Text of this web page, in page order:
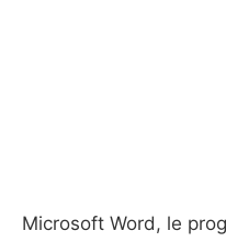
Microsoft Word, le